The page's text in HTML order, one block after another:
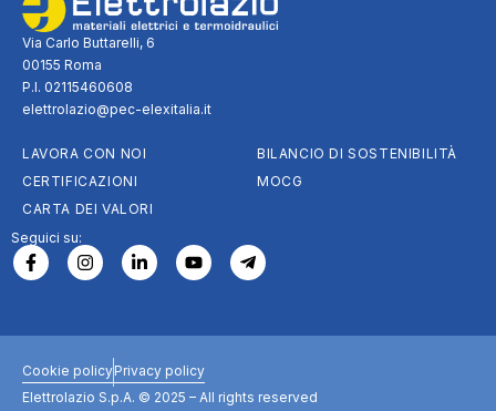
Via Carlo Buttarelli, 6
00155 Roma
P.I. 02115460608
elettrolazio@pec-elexitalia.it
LAVORA CON NOI
CERTIFICAZIONI
CARTA DEI VALORI
BILANCIO DI SOSTENIBILITÀ
MOCG
Seguici su:
Cookie policyPrivacy policy
Elettrolazio S.p.A. © 2025 – All rights reserved